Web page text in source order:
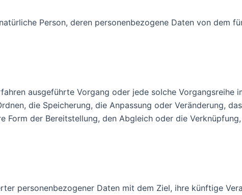
Person, deren personenbezogene Daten von dem
ausgeführte Vorgang oder jede solche Vorgangsreihe
die Speicherung, die Anpassung oder Veränderung,
der Bereitstellung, den Abgleich oder die
personenbezogener Daten mit dem Ziel, ihre künftige